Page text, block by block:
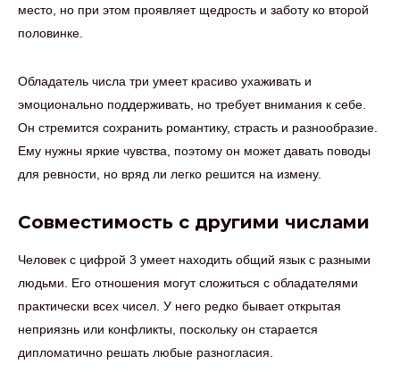
место, но при этом проявляет щедрость и заботу ко второй
половинке.
Обладатель числа три умеет красиво ухаживать и
эмоционально поддерживать, но требует внимания к себе.
Он стремится сохранить романтику, страсть и разнообразие.
Ему нужны яркие чувства, поэтому он может давать поводы
для ревности, но вряд ли легко решится на измену.
Совместимость с другими числами
Человек с цифрой 3 умеет находить общий язык с разными
людьми. Его отношения могут сложиться с обладателями
практически всех чисел. У него редко бывает открытая
неприязнь или конфликты, поскольку он старается
дипломатично решать любые разногласия.